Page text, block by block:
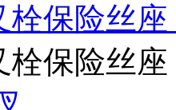
栓保险丝座
栓保险丝座